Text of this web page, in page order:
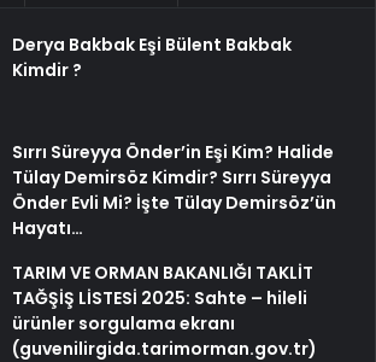
Derya Bakbak Eşi Bülent Bakbak
Kimdir ?
Sırrı Süreyya Önder’in Eşi Kim? Halide
Tülay Demirsöz Kimdir? Sırrı Süreyya
Önder Evli Mi? İşte Tülay Demirsöz’ün
Hayatı…
TARIM VE ORMAN BAKANLIĞI TAKLİT
TAĞŞİŞ LİSTESİ 2025: Sahte – hileli
ürünler sorgulama ekranı
(guvenilirgida.tarimorman.gov.tr)